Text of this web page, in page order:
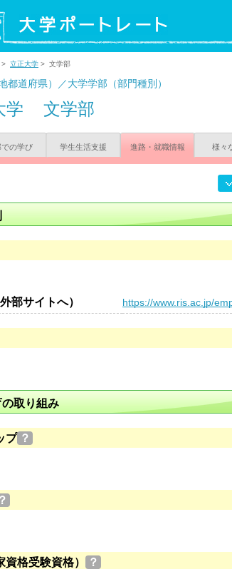
> 立正大学 > 文学部
都道府県）／大学学部（部門種別）
学 文学部
での学び 学生生活支援 進路・就職情報 様々
部サイトへ） https://www.ris.ac.jp/
取り組み
プ ？
？
格受験資格） ？